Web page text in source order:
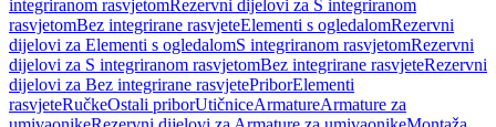
integriranom rasvjetomRezervni dijelovi za S integriranom
rasvjetomBez integrirane rasvjeteElementi s ogledalomRezervni
dijelovi za Elementi s ogledalomS integriranom rasvjetomRezervni
dijelovi za S integriranom rasvjetomBez integrirane rasvjeteRezervni
dijelovi za Bez integrirane rasvjetePriborElementi
rasvjeteRučkeOstali priborUtičniceArmatureArmature za